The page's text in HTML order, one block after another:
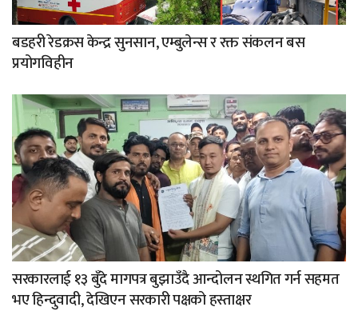
बडहरी रेडक्रस केन्द्र सुनसान, एम्बुलेन्स र रक्त संकलन बस
प्रयोगविहीन
सरकारलाई १३ बुँदे मागपत्र बुझाउँदै आन्दोलन स्थगित गर्न सहमत
भए हिन्दुवादी, देखिएन सरकारी पक्षको हस्ताक्षर